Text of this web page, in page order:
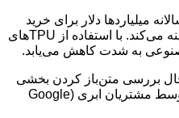
میلیاردها دلار برای خرید
پردازنده‌های گران‌قیمت انویدیا هزینه می‌کند. با استفاده از TPUهای
به شدت کاهش می‌یابد.
بررسی متن‌باز کردن بخشی
از پروژه است تا پذیرش سریع‌تر توسط مشتریان ابری (Google